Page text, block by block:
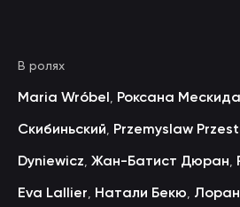
В ролях
Maria Wróbel Роксана Мескида
Скибиньский Przemyslaw
Dyniewicz Жан-Батист Дюран
Eva Lallier Натали Бекю